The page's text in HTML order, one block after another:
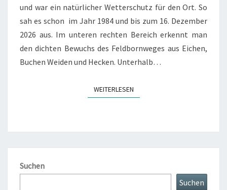
und war ein natürlicher Wetterschutz für den Ort. So
sah es schon im Jahr 1984 und bis zum 16. Dezember
2026 aus. Im unteren rechten Bereich erkennt man
den dichten Bewuchs des Feldbornweges aus Eichen,
Buchen Weiden und Hecken. Unterhalb…
WEITERLESENWEITERLESEN
Suchen
Suchen